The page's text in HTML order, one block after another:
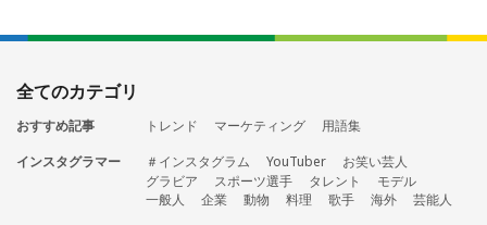
全てのカテゴリ
おすすめ記事 トレンド マーケティング
用語集
インスタグラマー
＃インスタグラム YouTuber
お笑い芸人
グラビア
スポーツ選手 タレント
モデル
一般人
企業 動物 料理 歌手 海外
芸能人